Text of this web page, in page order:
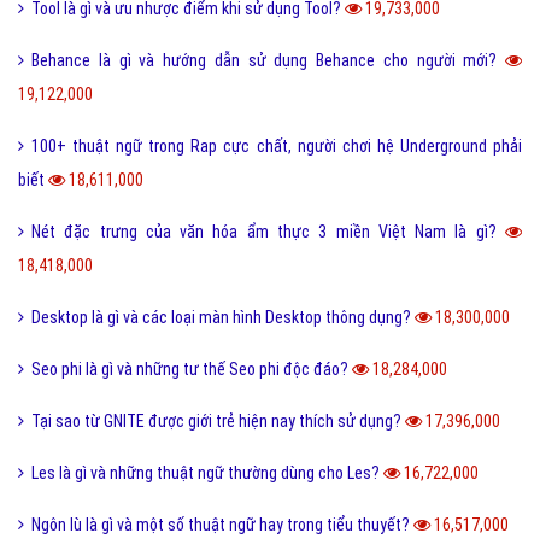
Dame là gì và dame được hiểu như thế nào trong Game? 27,340,000
Ẩn dụ là gì và những tác dụng biện pháp tu từ ẩn dụ? 26,952,000
Nội dung quy tắc 5M trong sản xuất và kinh doanh hiện nay?
Status là gì và cách đăng Status trên Facebook nhanh chóng?
23,210,000
FC là gì và trong bóng đá thì FC có nghĩa là gì? 23,103,000
Quotation là gì và báo giá trong tiếng anh có nghĩa là gì? 22,668,000
Phóng đại là gì và tác dụng của biện pháp phóng đại? 20,204,000